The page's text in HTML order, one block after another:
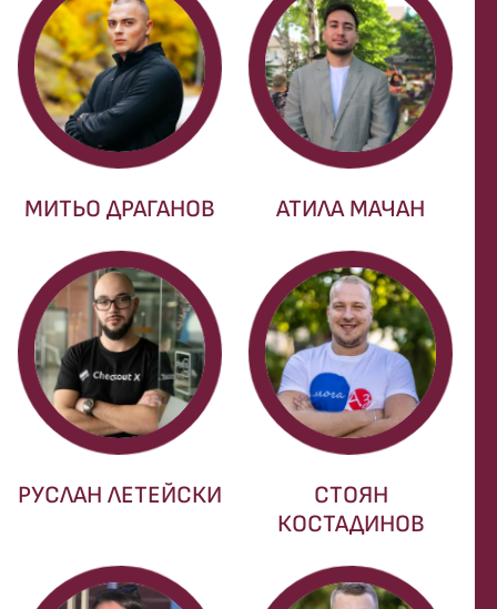
МИТЬО ДРАГАНОВ АТИЛА МАЧАН
РУСЛАН ЛЕТЕЙСКИ
СТОЯН
КОСТАДИНОВ